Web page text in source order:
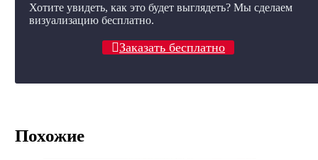
Хотите увидеть, как это будет выглядеть? Мы сделаем
визуализацию бесплатно.
Заказать бесплатно
Похожие